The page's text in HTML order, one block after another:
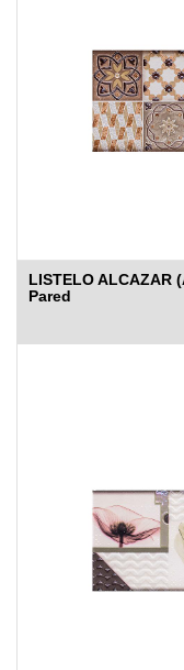
LISTELO ALCAZAR
Pared